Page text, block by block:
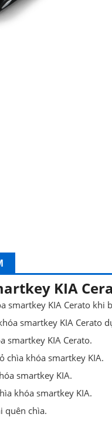
KIA
smartkey KIA Cerato khi
smartkey KIA Cerato
smartkey KIA Cerato.
chìa khóa smartkey KIA.
smartkey KIA.
khóa smartkey KIA.
quên chìa.